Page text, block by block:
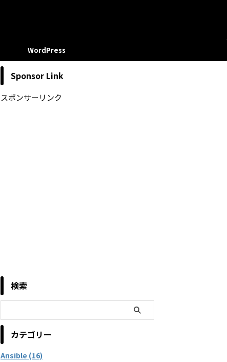
WordPress
Sponsor Link
スポンサーリンク
検索
カテゴリー
Ansible (16)